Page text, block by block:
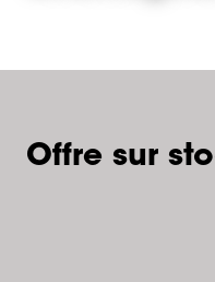
Offre sur